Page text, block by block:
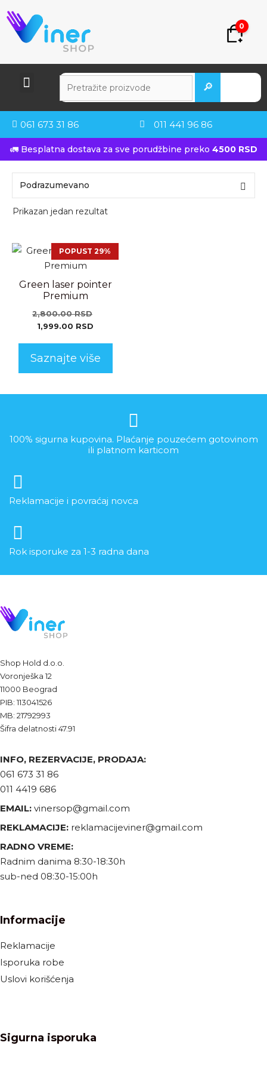
0
🔎
061 673 31 86 011 441 96 86
🚛 Besplatna dostava za sve porudžbine preko 4500 RSD
Prikazan jedan rezultat
POPUST 29%
Green laser pointer
Premium
2,800.00RSD
1,999.00 RSD
Saznajte više
100% sigurna kupovina. Plaćanje pouzećem gotovinom
ili platnom karticom
Reklamacije i povraćaj novca
Rok isporuke za 1-3 radna dana
Shop Hold d.o.o.
Voronješka 12
11000 Beograd
PIB: 113041526
MB: 21792993
Šifra delatnosti 47.91
INFO, REZERVACIJE, PRODAJA:
061 673 31 86
011 4419 686
EMAIL: vinersop@gmail.com
REKLAMACIJE: reklamacijeviner@gmail.com
RADNO VREME:
Radnim danima 8:30-18:30h
sub-ned 08:30-15:00h
Informacije
Reklamacije
Isporuka robe
Uslovi korišćenja
Sigurna isporuka